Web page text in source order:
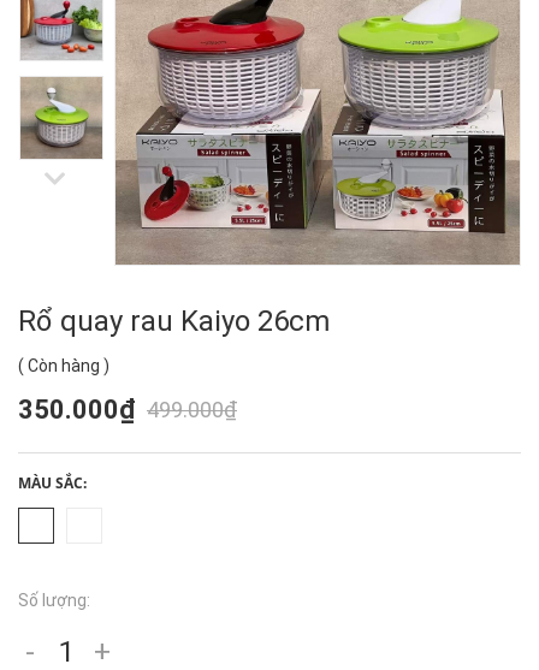
Rổ quay rau Kaiyo 26cm
( Còn hàng )
350.000₫ 499.000₫
MÀU SẮC:
Số lượng:
- +